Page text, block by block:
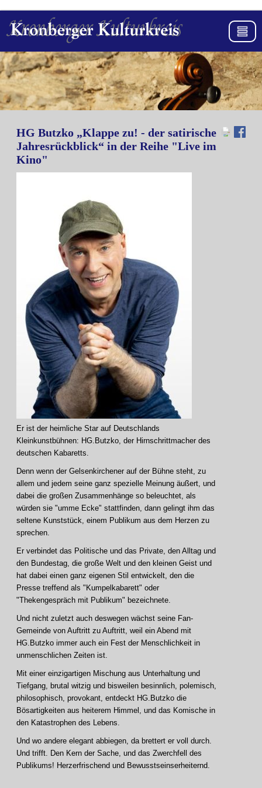
HG Butzko „Klappe zu! - der satirische
Jahresrückblick“ in der Reihe "Live im
Kino"
Er ist der heimliche Star auf Deutschlands
Kleinkunstbühnen: HG.Butzko, der Hirnschrittmacher des
deutschen Kabaretts.
Denn wenn der Gelsenkirchener auf der Bühne steht, zu
allem und jedem seine ganz spezielle Meinung äußert, und
dabei die großen Zusammenhänge so beleuchtet, als
würden sie "umme Ecke" stattfinden, dann gelingt ihm das
seltene Kunststück, einem Publikum aus dem Herzen zu
sprechen.
Er verbindet das Politische und das Private, den Alltag und
den Bundestag, die große Welt und den kleinen Geist und
hat dabei einen ganz eigenen Stil entwickelt, den die
Presse treffend als "Kumpelkabarett" oder
"Thekengespräch mit Publikum" bezeichnete.
Und nicht zuletzt auch deswegen wächst seine Fan-
Gemeinde von Auftritt zu Auftritt, weil ein Abend mit
HG.Butzko immer auch ein Fest der Menschlichkeit in
unmenschlichen Zeiten ist.
Mit einer einzigartigen Mischung aus Unterhaltung und
Tiefgang, brutal witzig und bisweilen besinnlich, polemisch,
philosophisch, provokant, entdeckt HG.Butzko die
Bösartigkeiten aus heiterem Himmel, und das Komische in
den Katastrophen des Lebens.
Und wo andere elegant abbiegen, da brettert er voll durch.
Und trifft. Den Kern der Sache, und das Zwerchfell des
Publikums! Herzerfrischend und Bewusstseinserheiternd.